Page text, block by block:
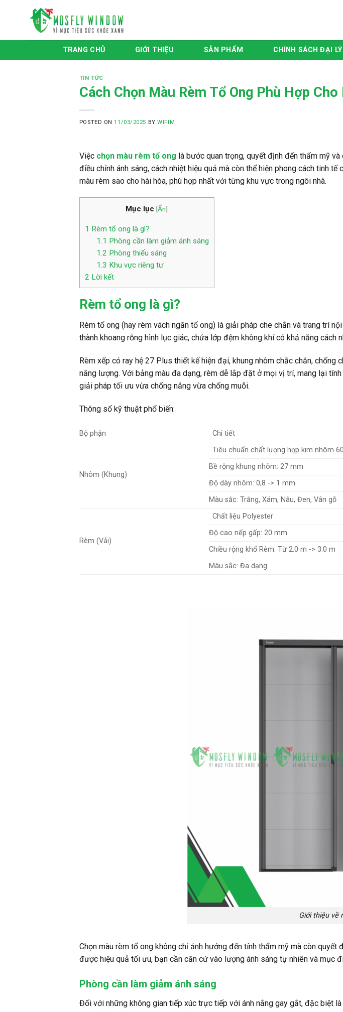
TRANG CHỦ GIỚI THIỆU SẢN PHẨM CHÍNH SÁCH ĐẠI LÝ
TIN TỨC
Cách Chọn Màu Rèm Tổ Ong Phù Hợp
POSTED ON11/03/2025 BYWIFIM
Việc chọn màu rèm tổ ong là bước quan trọng, quyết định đến thẩm mỹ
điều chỉnh ánh sáng, cách nhiệt hiệu quả mà còn thể hiện phong cách tinh
màu rèm sao cho hài hòa, phù hợp nhất với từng khu vực trong ngôi nhà.
Mục lục [Ẩn]
1 Rèm tổ ong là gì?
1.1 Phòng cần làm giảm ánh sáng
1.2 Phòng thiếu sáng
1.3 Khu vực riêng tư
2 Lời kết
Rèm tổ ong là gì?
Rèm tổ ong (hay rèm vách ngăn tổ ong) là giải pháp che chắn và trang trí
thành khoang rỗng hình lục giác, chứa lớp đệm không khí có khả năng cách
Rèm xếp có ray hệ 27 Plus thiết kế hiện đại, khung nhôm chắc chắn,
năng lượng. Với bảng màu đa dạng, rèm dễ lắp đặt ở mọi vị trí, mang lại
giải pháp tối ưu vừa chống nắng vừa chống muỗi.
Thông số kỹ thuật phổ biến:
Bộ phận Chi tiết
Nhôm (Khung)
Tiêu chuẩn chất lượng hợp kim nhôm
Bề rộng khung nhôm: 27 mm
Độ dày nhôm: 0,8 -> 1 mm
Màu sắc: Trắng, Xám, Nâu, Đen, Vân gỗ
Rèm (Vải)
Chất liệu Polyester
Độ cao nếp gấp: 20 mm
Chiều rộng khổ Rèm: Từ 2.0 m -> 3.0 m
Màu sắc: Đa dạng
Giới thiệu về
Chọn màu rèm tổ ong không chỉ ảnh hưởng đến tính thẩm mỹ mà còn
được hiệu quả tối ưu, bạn cần căn cứ vào lượng ánh sáng tự nhiên và mục
Phòng cần làm giảm ánh sáng
Đối với những không gian tiếp xúc trực tiếp với ánh nắng gay gắt, đặc biệt